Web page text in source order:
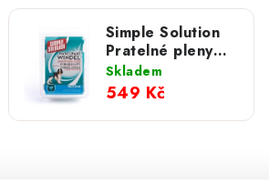
Simple Solution
Pratelné pleny
univerzální; XL
Skladem
549 Kč